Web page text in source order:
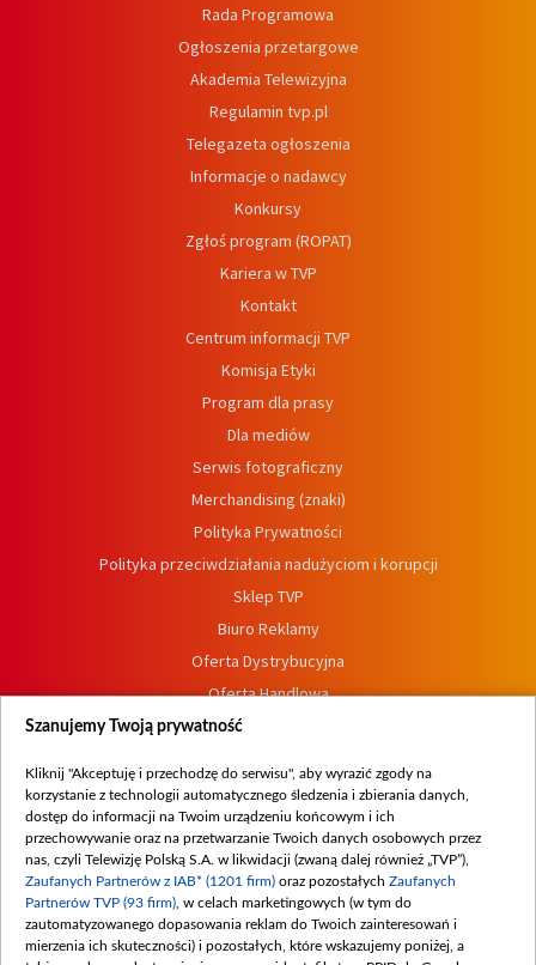
Rada Programowa
Ogłoszenia przetargowe
Akademia Telewizyjna
Regulamin tvp.pl
Telegazeta ogłoszenia
Informacje o nadawcy
Konkursy
Zgłoś program (ROPAT)
Kariera w TVP
Kontakt
Centrum informacji TVP
Komisja Etyki
Program dla prasy
Dla mediów
Serwis fotograficzny
Merchandising (znaki)
Polityka Prywatności
Polityka przeciwdziałania nadużyciom i korupcji
Sklep TVP
Biuro Reklamy
Oferta Dystrybucyjna
Oferta Handlowa
Dostępność
Procedura zgłoszeń wewnętrznych
Szanujemy Twoją prywatność
Kliknij "Akceptuję i przechodzę do serwisu", aby wyrazić zgody na
korzystanie z technologii automatycznego śledzenia i zbierania danych,
dostęp do informacji na Twoim urządzeniu końcowym i ich
przechowywanie oraz na przetwarzanie Twoich danych osobowych przez
nas, czyli Telewizję Polską S.A. w likwidacji (zwaną dalej również „TVP”),
Zaufanych Partnerów z IAB* (1201 firm) oraz pozostałych Zaufanych
Partnerów TVP (93 firm) , w celach marketingowych (w tym do
zautomatyzowanego dopasowania reklam do Twoich zainteresowań i
mierzenia ich skuteczności) i pozostałych, które wskazujemy poniżej, a